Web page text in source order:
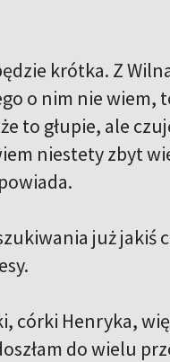
krótka. Z
o nim nie
to głupie, ale
niestety zbyt
już jakiś
córki Henryka,
do wielu